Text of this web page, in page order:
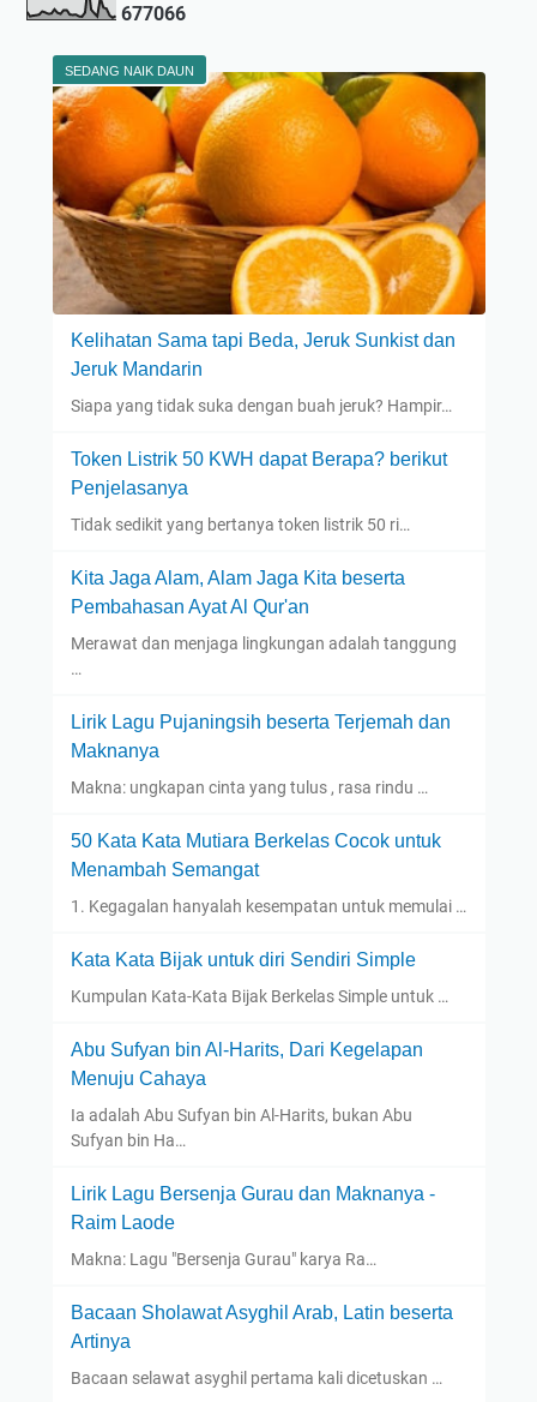
677066
SEDANG NAIK DAUN
Kelihatan Sama tapi Beda, Jeruk Sunkist dan
Jeruk Mandarin
Siapa yang tidak suka dengan buah jeruk? Hampir…
Token Listrik 50 KWH dapat Berapa? berikut
Penjelasanya
Tidak sedikit yang bertanya token listrik 50 ri…
Kita Jaga Alam, Alam Jaga Kita beserta
Pembahasan Ayat Al Qur'an
Merawat dan menjaga lingkungan adalah tanggung
…
Lirik Lagu Pujaningsih beserta Terjemah dan
Maknanya
Makna: ungkapan cinta yang tulus , rasa rindu …
50 Kata Kata Mutiara Berkelas Cocok untuk
Menambah Semangat
1. Kegagalan hanyalah kesempatan untuk memulai …
Kata Kata Bijak untuk diri Sendiri Simple
Kumpulan Kata-Kata Bijak Berkelas Simple untuk …
Abu Sufyan bin Al-Harits, Dari Kegelapan
Menuju Cahaya
Ia adalah Abu Sufyan bin Al-Harits, bukan Abu
Sufyan bin Ha…
Lirik Lagu Bersenja Gurau dan Maknanya -
Raim Laode
Makna: Lagu "Bersenja Gurau" karya Ra…
Bacaan Sholawat Asyghil Arab, Latin beserta
Artinya
Bacaan selawat asyghil pertama kali dicetuskan …